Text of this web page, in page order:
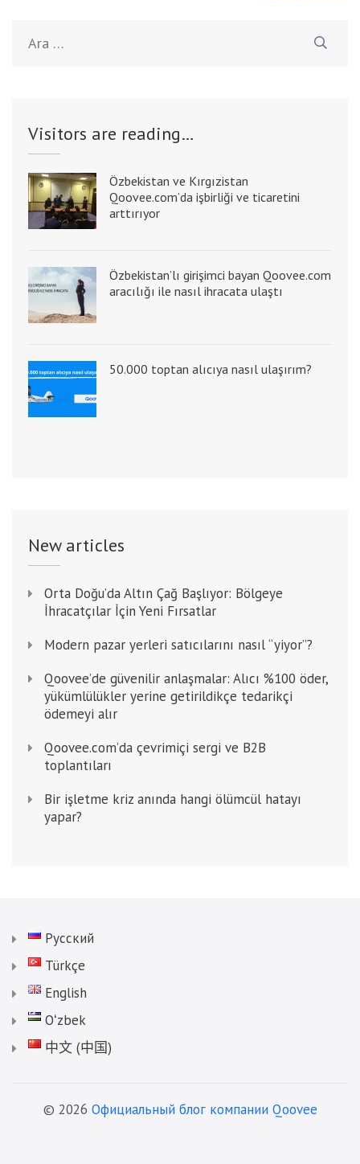
Visitors are reading…
Özbekistan ve Kırgızistan
Qoovee.com’da işbirliği ve ticaretini
arttırıyor
Özbekistan’lı girişimci bayan Qoovee.com
aracılığı ile nasıl ihracata ulaştı
50.000 toptan alıcıya nasıl ulaşırım?
New articles
Orta Doğu’da Altın Çağ Başlıyor: Bölgeye
İhracatçılar İçin Yeni Fırsatlar
Modern pazar yerleri satıcılarını nasıl “yiyor”?
Qoovee’de güvenilir anlaşmalar: Alıcı %100 öder,
yükümlülükler yerine getirildikçe tedarikçi
ödemeyi alır
Qoovee.com’da çevrimiçi sergi ve B2B
toplantıları
Bir işletme kriz anında hangi ölümcül hatayı
yapar?
Русский
Türkçe
English
Oʻzbek
中文 (中国)
© 2026 Официальный блог компании Qoovee